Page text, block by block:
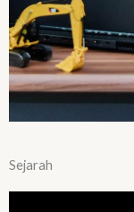
Sejarah